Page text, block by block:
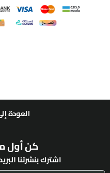
العودة
كن أول
اشترك بنشرتنا